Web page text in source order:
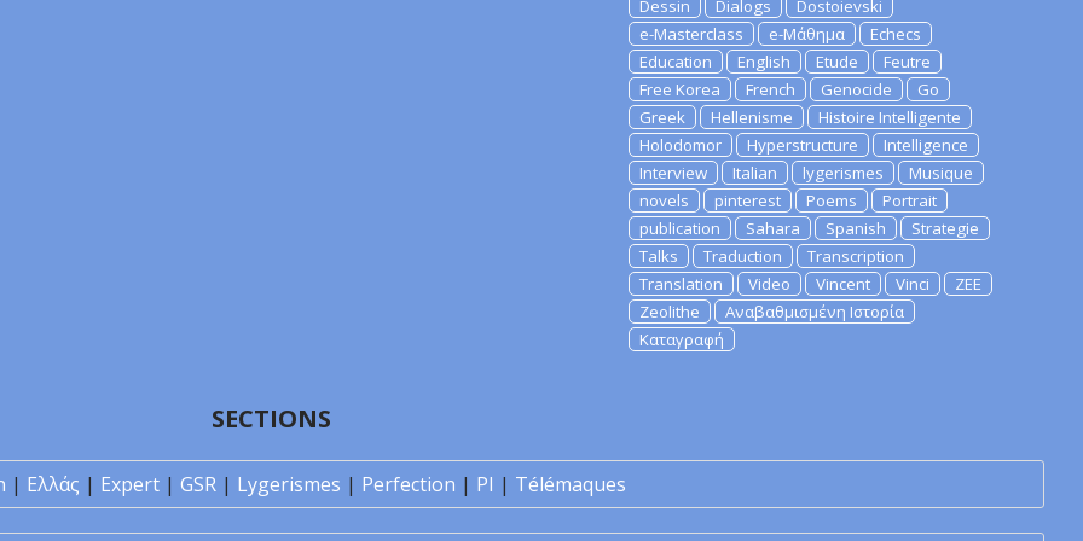
Dessin
Dialogs
Dostoievski
e-Masterclass
e-Μάθημα
Echecs
Education
English Etude
Feutre
Free Korea
French Genocide
Go
Greek
Hellenisme
Histoire Intelligente
Holodomor
Hyperstructure
Intelligence
Interview
Italian lygerismes
Musique
novels
pinterest Poems
Portrait
publication
Sahara Spanish
Strategie
Talks
Traduction
Transcription
Translation
Video Vincent Vinci
ZEE
Zeolithe
Αναβαθμισμένη Ιστορία
Καταγραφή
SECTIONS
| Ελλάς | Expert | GSR | Lygerismes | Perfection | PI | Télémaques